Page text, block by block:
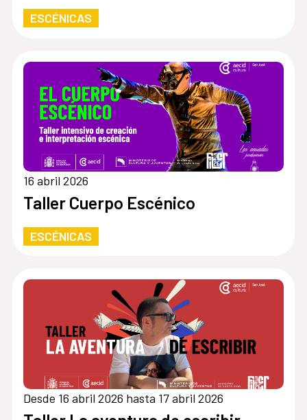
ESCÉNICAS
16 abril 2026
Taller Cuerpo Escénico
ESCÉNICAS
Desde 16 abril 2026 hasta 17 abril 2026